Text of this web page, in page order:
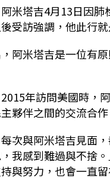
米塔吉4月13日因
受訪強調，他此行
阿米塔吉是一位有
年訪問美國時，
夥伴之間的交流合
次與阿米塔吉見面
我感到難過與不捨
與努力，也會一直